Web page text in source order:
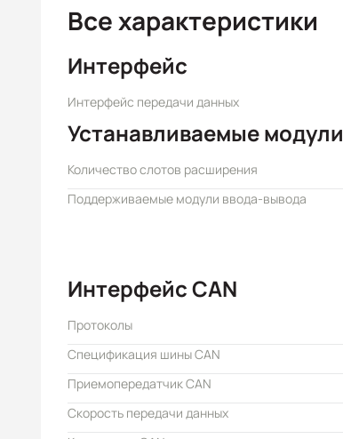
Все характеристики
Интерфейс
Интерфейс передачи данных
Устанавливаемые модули
Количество слотов расширения
Поддерживаемые модули ввода-вывода
Интерфейс CAN
Протоколы
Спецификация шины CAN
Приемопередатчик CAN
Скорость передачи данных